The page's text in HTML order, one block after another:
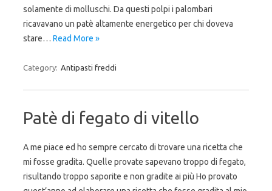
solamente di molluschi. Da questi polpi i palombari
ricavavano un patè altamente energetico per chi doveva
stare… Read More »
Category: Antipasti freddi
Patè di fegato di vitello
A me piace ed ho sempre cercato di trovare una ricetta che
mi fosse gradita. Quelle provate sapevano troppo di fegato,
risultando troppo saporite e non gradite ai più Ho provato